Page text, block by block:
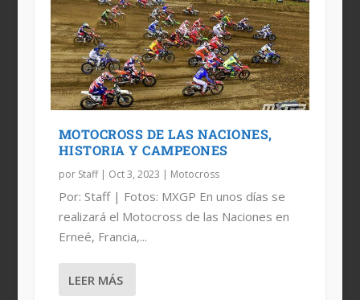
MX DE LAS NACIONES 2023: PAÍSES
CONFIRMADOS
103, 104 Y 105, LOS NÚMEROS DE
MÉXICO PARA EL MXON...
HOLANDA CAMPEÓN MXON 2019
34 NACIONES EN EL MXON 2019
MOTOCROSS DE LAS NACIONES,
HISTORIA Y CAMPEONES
por Staff| Oct 3, 2023 | Motocross
Por: Staff | Fotos: MXGP En unos días se
realizará el Motocross de las Naciones en
Erneé, Francia,...
LEER MÁS